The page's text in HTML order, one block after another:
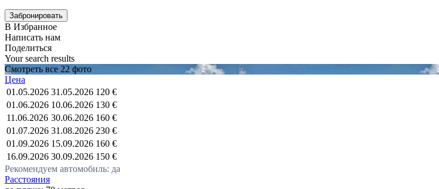
В Избранное
Написать нам
Поделиться
Your search results
Смотреть все 22 фото
Цена
01.05.2026 31.05.2026 120 €
01.06.2026 10.06.2026 130 €
11.06.2026 30.06.2026 160 €
01.07.2026 31.08.2026 230 €
01.09.2026 15.09.2026 160 €
16.09.2026 30.09.2026 150 €
Рекомендуем автомобиль: да
Расстояния